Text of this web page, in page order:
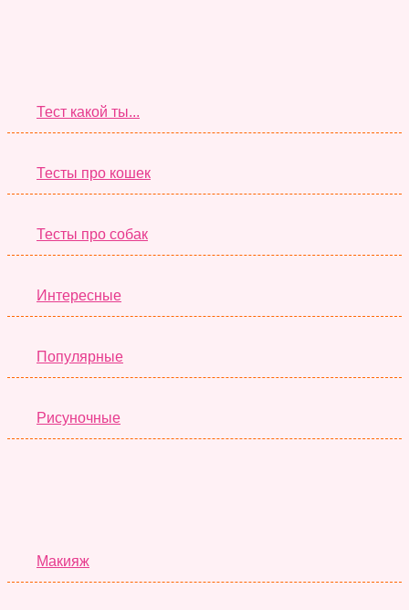
Тест какой ты...
Тесты про кошек
Тесты про собак
Интересные
Популярные
Рисуночные
Макияж